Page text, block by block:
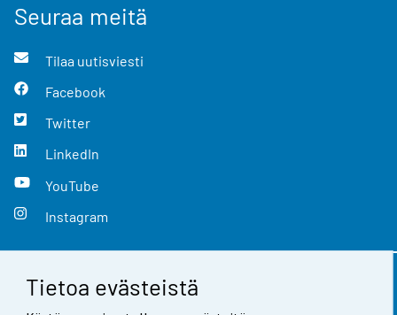
Tietoa evästeistä
Seuraa meitä
Tilaa uutisviesti
Facebook
Twitter
LinkedIn
YouTube
Instagram
Yhteystiedot